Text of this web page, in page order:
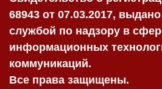
68943 от 07.03.2017,
службой по надзору в
информационных
коммуникаций.
Все права защищены.